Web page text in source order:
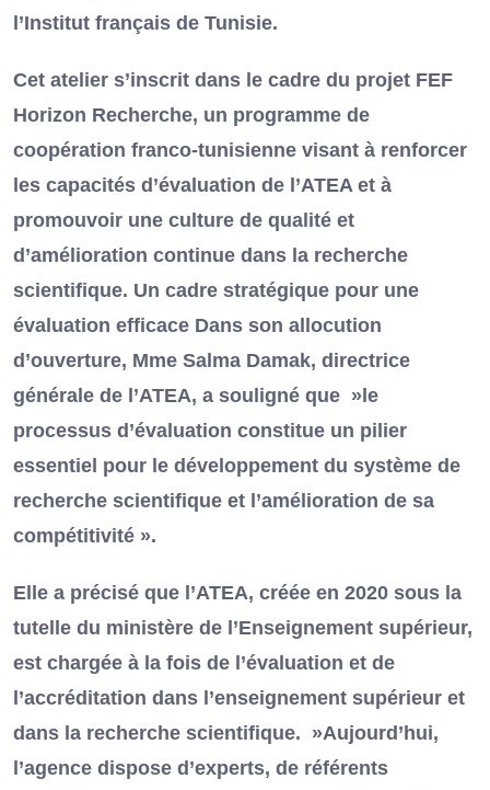
l’Institut français de Tunisie.
Cet atelier s’inscrit dans le cadre du projet FEF
Horizon Recherche, un programme de
coopération franco-tunisienne visant à renforcer
les capacités d’évaluation de l’ATEA et à
promouvoir une culture de qualité et
d’amélioration continue dans la recherche
scientifique. Un cadre stratégique pour une
évaluation efficace Dans son allocution
d’ouverture, Mme Salma Damak, directrice
générale de l’ATEA, a souligné que »le
processus d’évaluation constitue un pilier
essentiel pour le développement du système de
recherche scientifique et l’amélioration de sa
compétitivité ».
Elle a précisé que l’ATEA, créée en 2020 sous la
tutelle du ministère de l’Enseignement supérieur,
est chargée à la fois de l’évaluation et de
l’accréditation dans l’enseignement supérieur et
dans la recherche scientifique. »Aujourd’hui,
l’agence dispose d’experts, de référents